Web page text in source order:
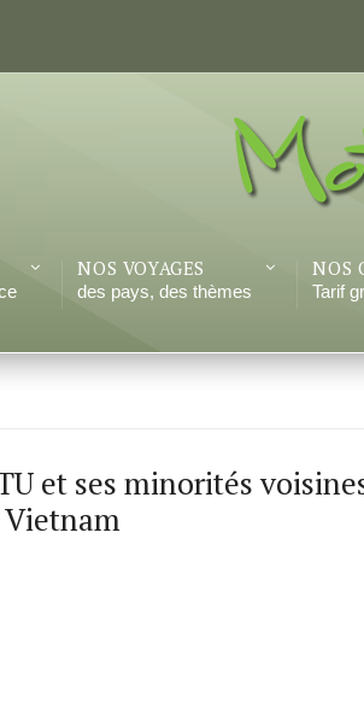
NOS VOYAGES
des pays, des thèmes
NOS
Tarif
et ses minorités